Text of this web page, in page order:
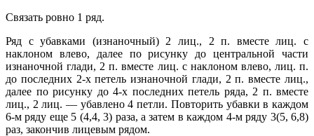
Связать ровно 1 ряд.
Ряд с убавками (изнаночный) 2 лиц., 2 п. вместе лиц. с
наклоном влево, далее по рисунку до центральной части
изнаночной глади, 2 п. вместе лиц. с наклоном влево, лиц. п.
до последних 2-х петель изнаночной глади, 2 п. вместе лиц.,
далее по рисунку до 4-х последних петель ряда, 2 п. вместе
лиц., 2 лиц. — убавлено 4 петли. Повторить убавки в каждом
6-м ряду еще 5 (4,4, 3) раза, а затем в каждом 4-м ряду 3(5, 6,8)
раз, закончив лицевым рядом.